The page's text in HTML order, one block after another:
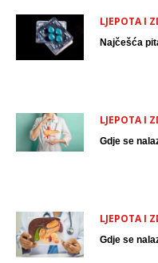
LJEPOTA I
Najčešća
LJEPOTA I
Gdje se
LJEPOTA I
Gdje se